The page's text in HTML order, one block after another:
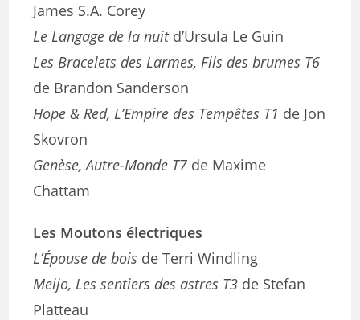
James S.A. Corey
Le Langage de la nuitd’Ursula Le Guin
Les Bracelets des Larmes, Fils des brumes T6
de Brandon Sanderson
Hope & Red, L’Empire des Tempêtes T1 de Jon
Skovron
Genèse, Autre-Monde T7 de Maxime
Chattam
Les Moutons électriques
L’Épouse de bois de Terri Windling
Meijo, Les sentiers des astres T3 de Stefan
Platteau